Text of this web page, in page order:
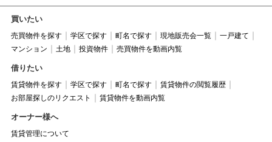
買いたい
売買物件を探す 学区で探す 町名で探す 現地販売会一覧
一戸建て
マンション
土地 投資物件 売買物件を動画内覧
借りたい
賃貸物件を探す 学区で探す 町名で探す
賃貸物件の閲覧履歴
お部屋探しのリクエスト
賃貸物件を動画内覧
オーナー様へ
賃貸管理について